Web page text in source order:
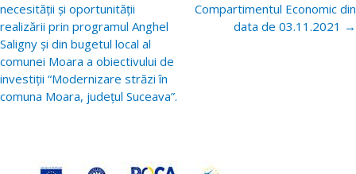
necesității și oportunității
realizării prin programul Anghel
Saligny și din bugetul local al
comunei Moara a obiectivului de
investiții “Modernizare străzi în
comuna Moara, județul Suceava”.
Compartimentul Economic din
data de 03.11.2021 →